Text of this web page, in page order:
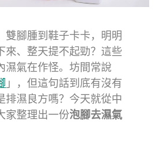
雙腳腫到鞋子卡卡，明明
來、整天提不起勁？這些
濕氣在作怪。坊間常說
」，但這句話到底有沒有
排濕良方嗎？今天就從中
家整理出一份泡腳去濕氣